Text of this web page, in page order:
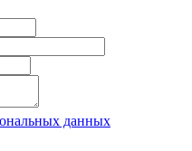
данных